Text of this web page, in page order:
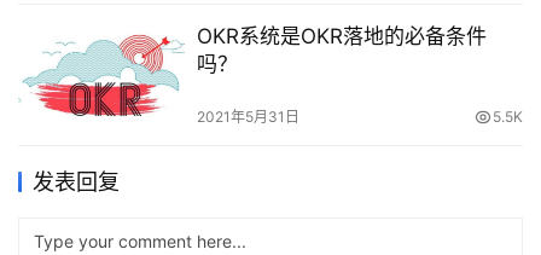
OKR系统是OKR落地的必备条件
吗？
2021年5月31日 5.5K
发表回复